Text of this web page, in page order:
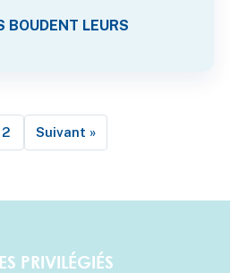
BOUDENT LEURS
2 Suivant »
PRIVILÉGIÉS